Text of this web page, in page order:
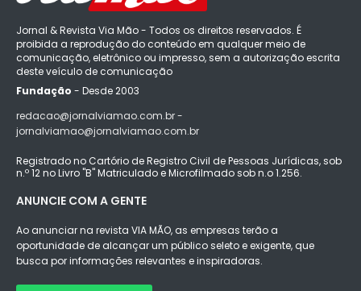
Jornal & Revista Via Mão - Todos os direitos reservados. É
proibida a reprodução do conteúdo em qualquer meio de
comunicação, eletrônico ou impresso, sem a autorização escrita
deste veículo de comunicação
Fundação - Desde 2003
redacao@jornalviamao.com.br -
jornalviamao@jornalviamao.com.br
Registrado no Cartório de Registro Civil de Pessoas Jurídicas, sob
n.º 12 no Livro "B" Matriculado e Microfilmado sob n.o 1.256.
ANUNCIE COM A GENTE
Ao anunciar na revista VIA MÃO, as empresas terão a
oportunidade de alcançar um público seleto e exigente, que
busca por informações relevantes e inspiradoras.